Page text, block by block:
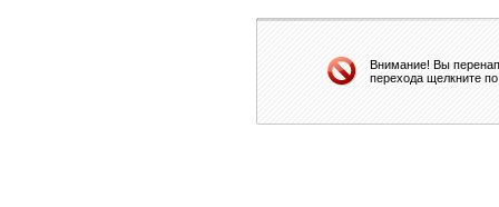
Внимание! Вы
перехода щелкните